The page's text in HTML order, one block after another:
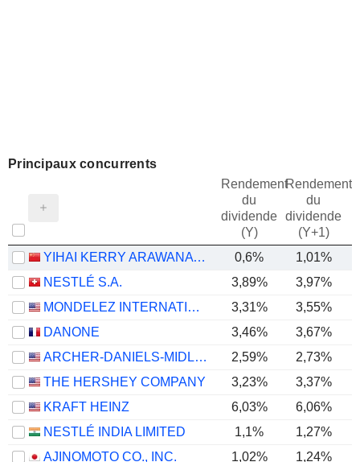
Principaux concurrents
Rendement
du
dividende
(Y)
Rendement
du
dividende
(Y+1)
YIHAI KERRY ARAWANA HOLDINGS CO., LTD 0,6% 1,01%
NESTLÉ S.A.
3,89% 3,97%
MONDELEZ INTERNATIONAL, INC.
3,31% 3,55%
DANONE
3,46% 3,67%
ARCHER-DANIELS-MIDLAND COMPANY
2,59% 2,73%
THE HERSHEY COMPANY
3,23% 3,37%
KRAFT HEINZ
6,03%
6,06%
NESTLÉ INDIA LIMITED
1,1% 1,27%
AJINOMOTO CO., INC.
1,02% 1,24%